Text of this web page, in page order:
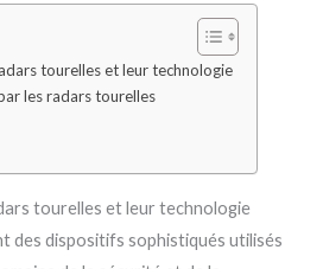
tourelles et leur technologie
les radars tourelles
tourelles et leur technologie
des dispositifs sophistiqués utilisés